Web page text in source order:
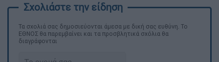
Τα σχολιά σας δημοσιεύονται άμεσα με δική σας ευθύνη. Το
ΕΘΝΟΣ θα παρεμβαίνει και τα προσβλητικά σχόλια θα
διαγράφονται